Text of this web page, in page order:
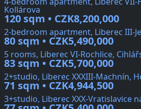
Kollárova
120 sqm • CZK8,200,000
2-bedroom apartment, Liberec III-
80 sqm • CZK5,490,000
5 rooms, Liberec VI-Rochlice,
83 sqm • CZK5,700,000
2+studio, Liberec XXXIII-Machnín,
71 sqm • CZK4,944,500
3+studio, Liberec XXX-Vratislavice